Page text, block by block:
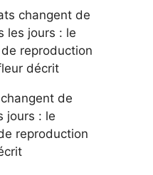
de
jours : le
reproduction